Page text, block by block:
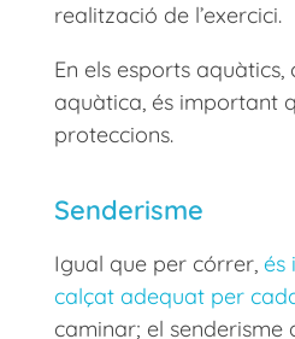
realització de l’exercici.
En els esports aquàtics,
aquàtica, és important
proteccions.
Senderisme
Igual que per córrer, és
calçat adequat per
caminar; el senderisme